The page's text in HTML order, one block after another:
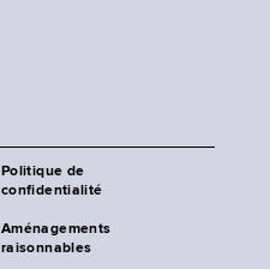
Politique de
confidentialité
Aménagements
raisonnables